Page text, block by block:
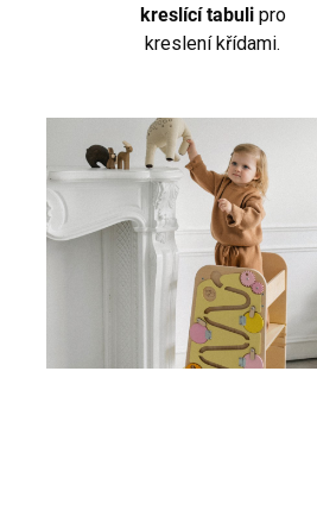
kreslící tabulipro
kreslení křídami.